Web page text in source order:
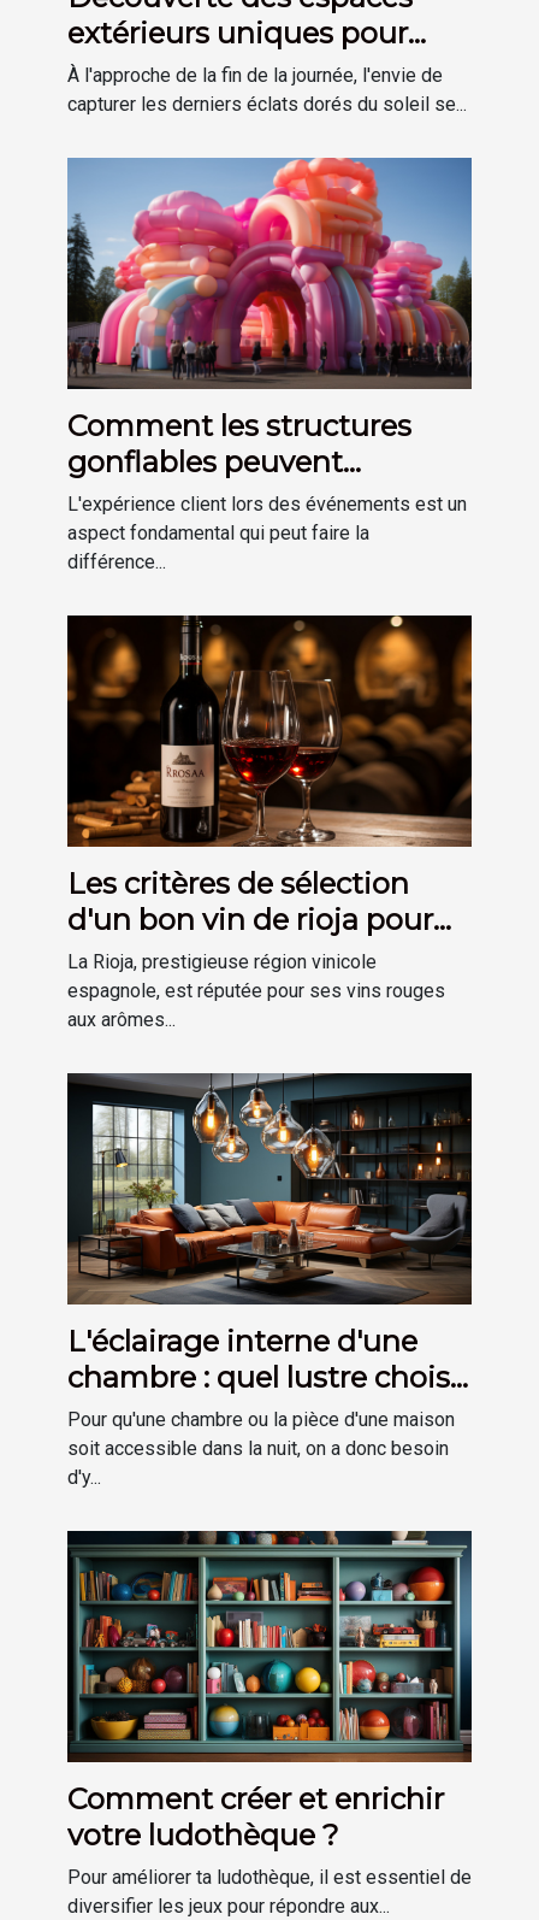
extérieurs uniques pour
profiter des derniers rayons
du soleil
À l'approche de la fin de la journée, l'envie de
capturer les derniers éclats dorés du soleil se...
Comment les structures
gonflables peuvent
améliorer l'expérience client
lors d'événements.
L'expérience client lors des événements est un
aspect fondamental qui peut faire la
différence...
Les critères de sélection
d'un bon vin de rioja pour
votre cave
La Rioja, prestigieuse région vinicole
espagnole, est réputée pour ses vins rouges
aux arômes...
L'éclairage interne d'une
chambre : quel lustre choisir
?
Pour qu'une chambre ou la pièce d'une maison
soit accessible dans la nuit, on a donc besoin
d'y...
Comment créer et enrichir
votre ludothèque ?
Pour améliorer ta ludothèque, il est essentiel de
diversifier les jeux pour répondre aux...